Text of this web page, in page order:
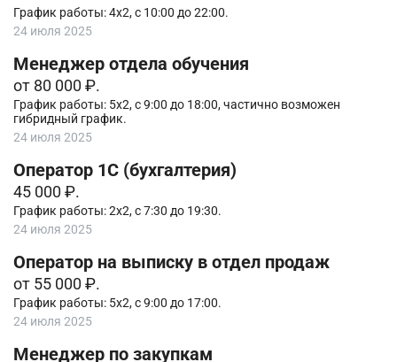
График работы: 4х2, с 10:00 до 22:00.
24 июля 2025
Менеджер отдела обучения
от 80 000 ₽.
График работы: 5х2, с 9:00 до 18:00, частично возможен
гибридный график.
24 июля 2025
Оператор 1С (бухгалтерия)
45 000 ₽.
График работы: 2х2, с 7:30 до 19:30.
24 июля 2025
Оператор на выписку в отдел продаж
от 55 000 ₽.
График работы: 5х2, с 9:00 до 17:00.
24 июля 2025
Менеджер по закупкам